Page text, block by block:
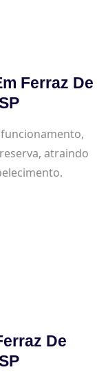
Ferraz De
atraindo
De